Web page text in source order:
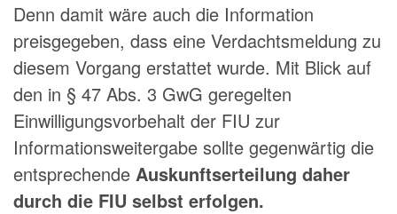
Denn damit wäre auch die Information
preisgegeben, dass eine Verdachtsmeldung zu
diesem Vorgang erstattet wurde. Mit Blick auf
den in § 47 Abs. 3 GwG geregelten
Einwilligungsvorbehalt der FIU zur
Informationsweitergabe sollte gegenwärtig die
entsprechende Auskunftserteilung daher
durch die FIU selbst erfolgen.